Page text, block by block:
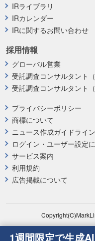
プライバシーポリシー
商標について
ニュース作成ガイドライン
ログイン・ユーザー設定
サービス案内
利用規約
広告掲載について
採用情報
グローバル営業
受託調査コンサルタント（
受託調査コンサルタント
IRライブラリ
IRカレンダー
IRに関するお問い合わせ
1週間限定で生成